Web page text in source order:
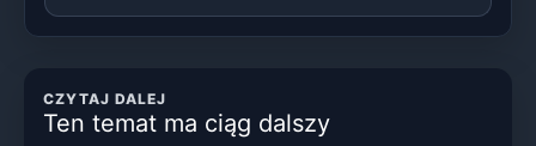
CZYTAJ DALEJ
Ten temat ma ciąg dalszy